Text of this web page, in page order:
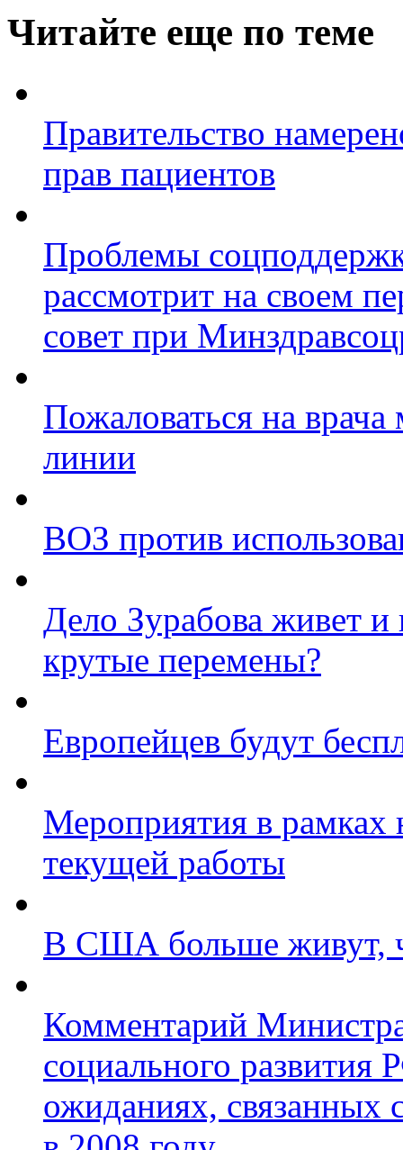
Читайте еще по теме
Правительство
прав пациентов
Проблемы
рассмотрит на своем
совет при
Пожаловаться на
линии
ВОЗ против
Дело Зурабова живет
крутые перемены?
Европейцев будут
Мероприятия в рамках
текущей работы
В США больше живут,
Комментарий
социального
ожиданиях, связанных